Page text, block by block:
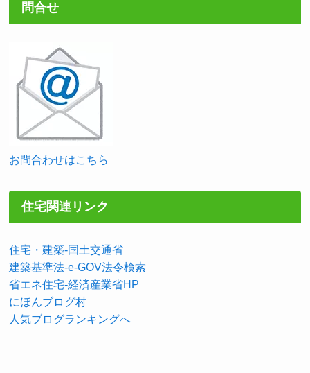
問合せ
お問合わせはこちら
住宅関連リンク
住宅・建築-国土交通省
建築基準法-e-GOV法令検索
省エネ住宅-経済産業省HP
にほんブログ村
人気ブログランキングへ